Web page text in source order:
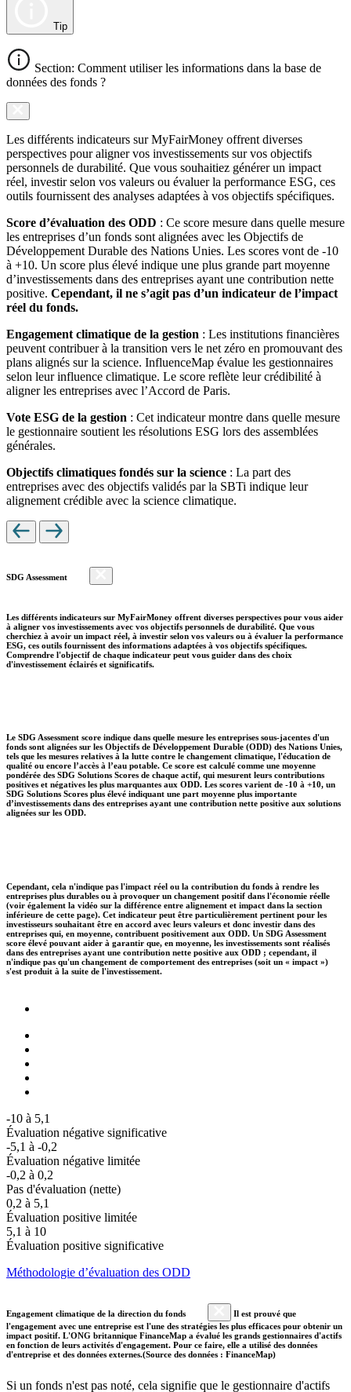
Tip
Section: Comment utiliser les informations dans la base de
données des fonds ?
Les différents indicateurs sur MyFairMoney offrent diverses
perspectives pour aligner vos investissements sur vos objectifs
personnels de durabilité. Que vous souhaitiez générer un impact
réel, investir selon vos valeurs ou évaluer la performance ESG, ces
outils fournissent des analyses adaptées à vos objectifs spécifiques.
Score d’évaluation des ODD : Ce score mesure dans quelle mesure
les entreprises d’un fonds sont alignées avec les Objectifs de
Développement Durable des Nations Unies. Les scores vont de -10
à +10. Un score plus élevé indique une plus grande part moyenne
d’investissements dans des entreprises ayant une contribution nette
positive. Cependant, il ne s’agit pas d’un indicateur de l’impact
réel du fonds.
Engagement climatique de la gestion : Les institutions financières
peuvent contribuer à la transition vers le net zéro en promouvant des
plans alignés sur la science. InfluenceMap évalue les gestionnaires
selon leur influence climatique. Le score reflète leur crédibilité à
aligner les entreprises avec l’Accord de Paris.
Vote ESG de la gestion : Cet indicateur montre dans quelle mesure
le gestionnaire soutient les résolutions ESG lors des assemblées
générales.
Objectifs climatiques fondés sur la science : La part des
entreprises avec des objectifs validés par la SBTi indique leur
alignement crédible avec la science climatique.
SDG Assessment
Les différents indicateurs sur MyFairMoney offrent diverses perspectives pour vous aider
à aligner vos investissements avec vos objectifs personnels de durabilité. Que vous
cherchiez à avoir un impact réel, à investir selon vos valeurs ou à évaluer la performance
ESG, ces outils fournissent des informations adaptées à vos objectifs spécifiques.
Comprendre l'objectif de chaque indicateur peut vous guider dans des choix
d'investissement éclairés et significatifs.
Le SDG Assessment score indique dans quelle mesure les entreprises sous-jacentes d'un
fonds sont alignées sur les Objectifs de Développement Durable (ODD) des Nations Unies,
tels que les mesures relatives à la lutte contre le changement climatique, l'éducation de
qualité ou encore l’accès à l’eau potable. Ce score est calculé comme une moyenne
pondérée des SDG Solutions Scores de chaque actif, qui mesurent leurs contributions
positives et négatives les plus marquantes aux ODD. Les scores varient de -10 à +10, un
SDG Solutions Scores plus élevé indiquant une part moyenne plus importante
d’investissements dans des entreprises ayant une contribution nette positive aux solutions
alignées sur les ODD.
Cependant, cela n'indique pas l'impact réel ou la contribution du fonds à rendre les
entreprises plus durables ou à provoquer un changement positif dans l'économie réelle
(voir également la vidéo sur la différence entre alignement et impact dans la section
inférieure de cette page). Cet indicateur peut être particulièrement pertinent pour les
investisseurs souhaitant être en accord avec leurs valeurs et donc investir dans des
entreprises qui, en moyenne, contribuent positivement aux ODD. Un SDG Assessment
score élevé pouvant aider à garantir que, en moyenne, les investissements sont réalisés
dans des entreprises ayant une contribution nette positive aux ODD ; cependant, il
n'indique pas qu'un changement de comportement des entreprises (soit un « impact »)
s'est produit à la suite de l'investissement.
-10 à 5,1
Évaluation négative significative
-5,1 à -0,2
Évaluation négative limitée
-0,2 à 0,2
Pas d'évaluation (nette)
0,2 à 5,1
Évaluation positive limitée
5,1 à 10
Évaluation positive significative
Méthodologie d’évaluation des ODD
Engagement climatique de la direction du fonds
Il est prouvé que
l'engagement avec une entreprise est l'une des stratégies les plus efficaces pour obtenir un
impact positif. L'ONG britannique FinanceMap a évalué les grands gestionnaires d'actifs
en fonction de leurs activités d'engagement. Pour ce faire, elle a utilisé des données
d'entreprise et des données externes.(Source des données : FinanceMap)
Si un fonds n'est pas noté, cela signifie que le gestionnaire d'actifs